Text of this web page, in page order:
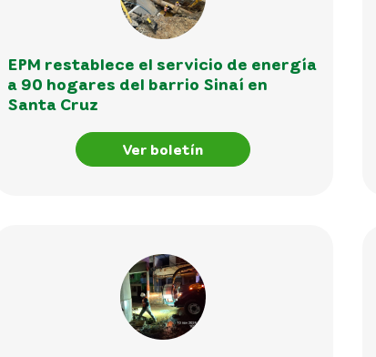
EPM restablece el servicio de energía
a 90 hogares del barrio Sinaí en
Santa Cruz
Ver boletín